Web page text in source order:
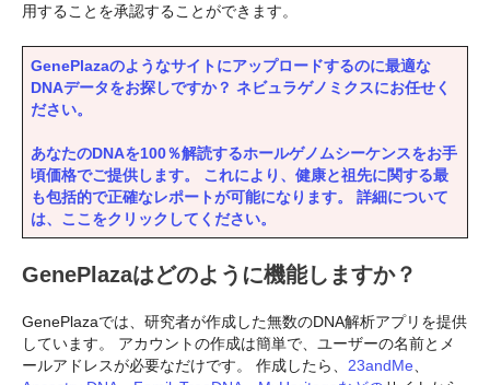
用することを承認することができます。
GenePlazaのようなサイトにアップロードするのに最適な
DNAデータをお探しですか？ ネビュラゲノミクスにお任せく
ださい。
あなたのDNAを100％解読するホールゲノムシーケンスをお手
頃価格でご提供します。 これにより、健康と祖先に関する最
も包括的で正確なレポートが可能になります。 詳細について
は、ここをクリックしてください。
GenePlazaはどのように機能しますか？
GenePlazaでは、研究者が作成した無数のDNA解析アプリを提供
しています。 アカウントの作成は簡単で、ユーザーの名前とメ
ールアドレスが必要なだけです。 作成したら、 23andMe、